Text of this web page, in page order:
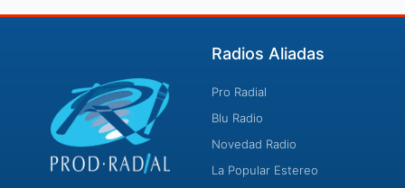
Radios Aliadas
Pro Radial
Blu Radio
Novedad Radio
La Popular Estereo